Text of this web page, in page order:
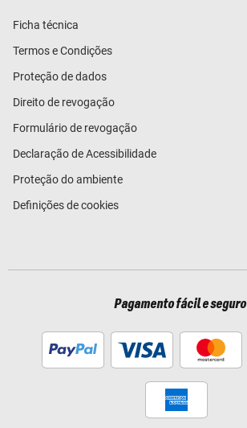
Ficha técnica
Termos e Condições
Proteção de dados
Direito de revogação
Formulário de revogação
Declaração de Acessibilidade
Proteção do ambiente
Definições de cookies
Pagamento fácil e seguro